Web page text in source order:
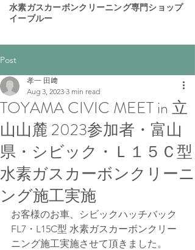
​水素ガスカーボンクリーニング専門ショップ
イーブルー
Post
TOYAMA CIVIC MEET in 立
山山麓 2023参加者・富山
県・シビック・Ｌ１５Ｃ型
水素ガスカーボンクリーニ
ング施工実施
孝一 田﨑
Aug 3, 2023 3 min read
お客様のお車、シビックハッチバック
FL7・L15C型 水素ガスカーボンクリー
ニング施工実施させて頂きました。